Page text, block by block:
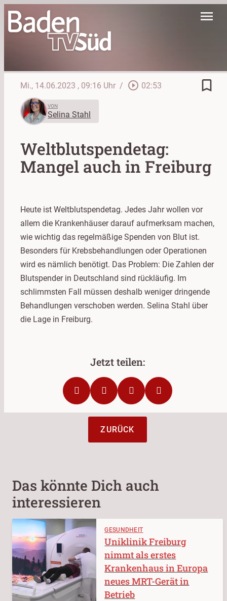
menu
Mi., 14.06.2023 , 09:16 Uhr / play_circle_outline 02:53 bookmark_border
VON
Selina Stahl
Weltblutspendetag:
Mangel auch in Freiburg
Heute ist Weltblutspendetag. Jedes Jahr wollen vor
allem die Krankenhäuser darauf aufmerksam machen,
wie wichtig das regelmäßige Spenden von Blut ist.
Besonders für Krebsbehandlungen oder Operationen
wird es nämlich benötigt. Das Problem: Die Zahlen der
Blutspender in Deutschland sind rückläufig. Im
schlimmsten Fall müssen deshalb weniger dringende
Behandlungen verschoben werden. Selina Stahl über
die Lage in Freiburg.
ZURÜCK
Das könnte Dich auch
interessieren
GESUNDHEIT
Uniklinik Freiburg
nimmt als erstes
Krankenhaus in Europa
neues MRT-Gerät in
Betrieb